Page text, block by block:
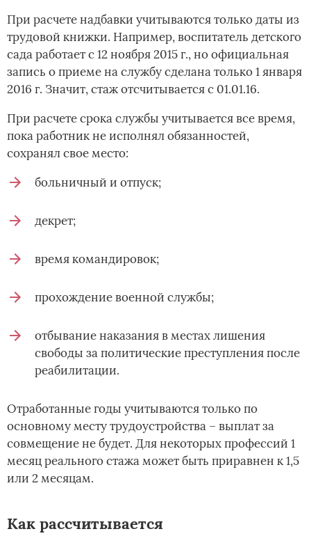
При расчете надбавки учитываются только даты из
трудовой книжки. Например, воспитатель детского
сада работает с 12 ноября 2015 г., но официальная
запись о приеме на службу сделана только 1 января
2016 г. Значит, стаж отсчитывается с 01.01.16.
При расчете срока службы учитывается все время,
пока работник не исполнял обязанностей,
сохранял свое место:
больничный и отпуск;
декрет;
время командировок;
прохождение военной службы;
отбывание наказания в местах лишения
свободы за политические преступления после
реабилитации.
Отработанные годы учитываются только по
основному месту трудоустройства – выплат за
совмещение не будет. Для некоторых профессий 1
месяц реального стажа может быть приравнен к 1,5
или 2 месяцам.
Как рассчитывается